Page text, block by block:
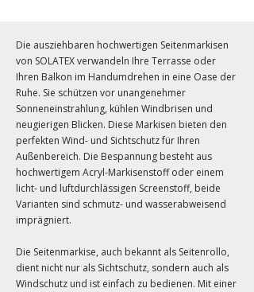
Die ausziehbaren hochwertigen Seitenmarkisen
von SOLATEX verwandeln Ihre Terrasse oder
Ihren Balkon im Handumdrehen in eine Oase der
Ruhe. Sie schützen vor unangenehmer
Sonneneinstrahlung, kühlen Windbrisen und
neugierigen Blicken. Diese Markisen bieten den
perfekten Wind- und Sichtschutz für Ihren
Außenbereich. Die Bespannung besteht aus
hochwertigem Acryl-Markisenstoff oder einem
licht- und luftdurchlässigen Screenstoff, beide
Varianten sind schmutz- und wasserabweisend
imprägniert.
Die Seitenmarkise, auch bekannt als Seitenrollo,
dient nicht nur als Sichtschutz, sondern auch als
Windschutz und ist einfach zu bedienen. Mit einer